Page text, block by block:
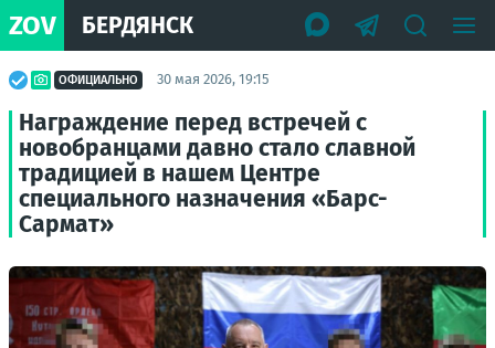
ZOV БЕРДЯНСК
ОФИЦИАЛЬНО 30 мая 2026, 19:15
Награждение перед встречей с
новобранцами давно стало славной
традицией в нашем Центре
специального назначения «Барс-
Сармат»